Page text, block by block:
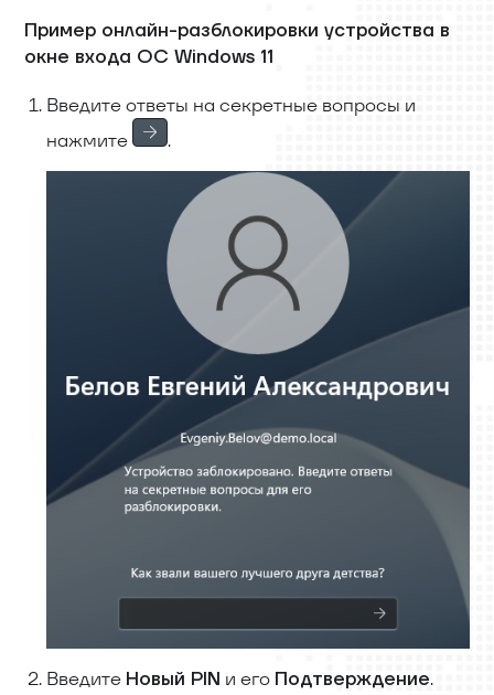
Пример онлайн-разблокировки устройства в
окне входа ОС Windows 11
Введите ответы на секретные вопросы и
нажмите
.
Введите Новый PIN и его Подтверждение.